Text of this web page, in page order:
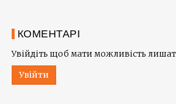
КОМЕНТАРІ
Увійдіть щоб мати можливість
Увійти